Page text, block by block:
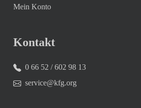
Mein Konto
Kontakt
0 66 52 / 602 98 13
service@kfg.org